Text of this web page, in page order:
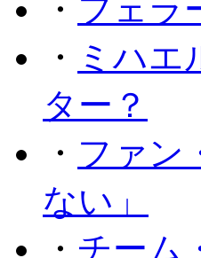
・ フェラ
・ ミハエ
ター？
・ ファン
ない」
・ チーム